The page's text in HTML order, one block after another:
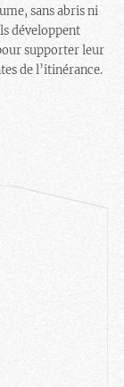
sans abris ni
développent
supporter leur
de l’itinérance.